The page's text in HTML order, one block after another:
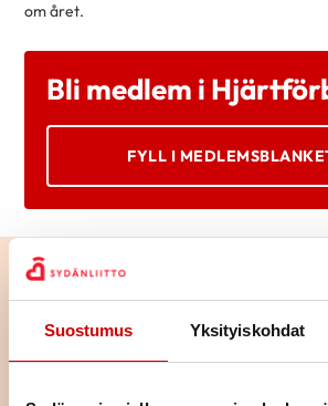
Suostumus Yksityiskohdat
om året.
Bli medlem i
FYLL I